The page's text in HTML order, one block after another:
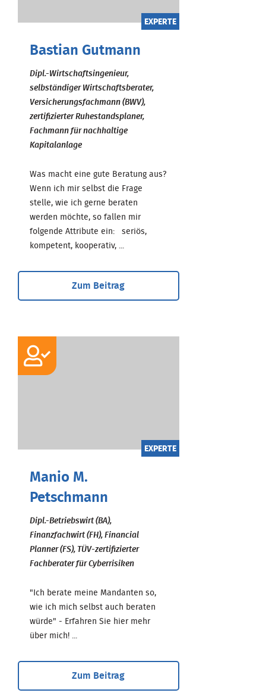
EXPERTE
Bastian Gutmann
Dipl.-Wirtschaftsingenieur,
selbständiger Wirtschaftsberater,
Versicherungsfachmann (BWV),
zertifizierter Ruhestandsplaner,
Fachmann für nachhaltige
Kapitalanlage
Was macht eine gute Beratung aus?
Wenn ich mir selbst die Frage
stelle, wie ich gerne beraten
werden möchte, so fallen mir
folgende Attribute ein: seriös,
kompetent, kooperativ, ...
Zum Beitrag
EXPERTE
Manio M.
Petschmann
Dipl.-Betriebswirt (BA),
Finanzfachwirt (FH), Financial
Planner (FS), TÜV-zertifizierter
Fachberater für Cyberrisiken
"Ich berate meine Mandanten so,
wie ich mich selbst auch beraten
würde" - Erfahren Sie hier mehr
über mich! ...
Zum Beitrag